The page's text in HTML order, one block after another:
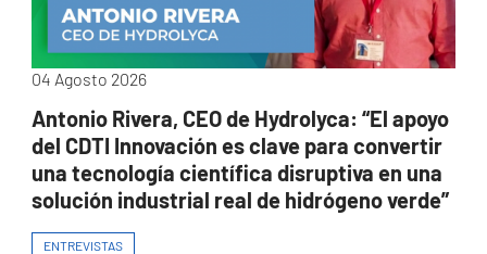
04 Agosto 2026
Antonio Rivera, CEO de Hydrolyca: “El apoyo
del CDTI Innovación es clave para convertir
una tecnología científica disruptiva en una
solución industrial real de hidrógeno verde”
ENTREVISTAS